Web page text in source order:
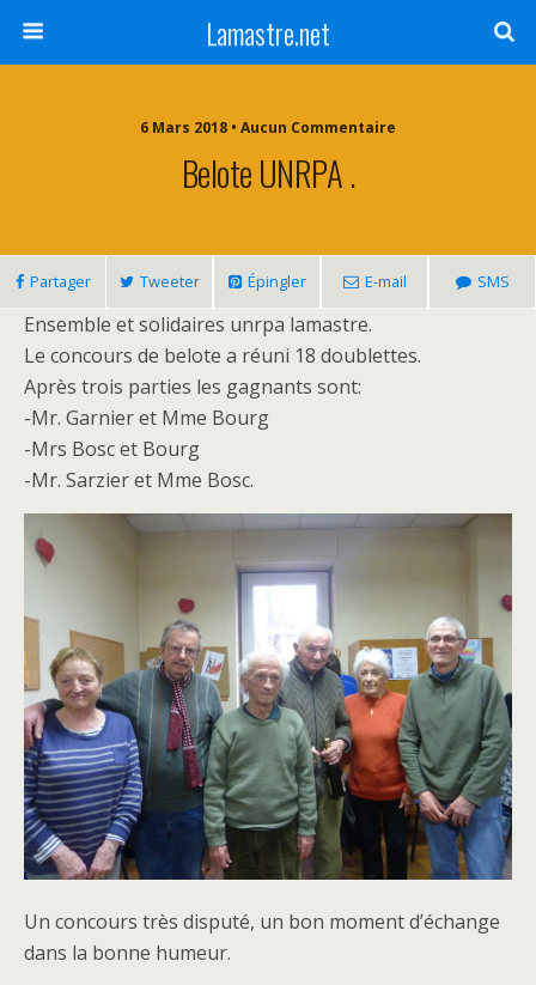
Lamastre.net
6 Mars 2018 • Aucun Commentaire
Belote UNRPA .
Partager Tweeter Épingler E-mail SMS
Ensemble et solidaires unrpa lamastre.
Le concours de belote a réuni 18 doublettes.
Après trois parties les gagnants sont:
-Mr. Garnier et Mme Bourg
-Mrs Bosc et Bourg
-Mr. Sarzier et Mme Bosc.
Un concours très disputé, un bon moment d’échange
dans la bonne humeur.